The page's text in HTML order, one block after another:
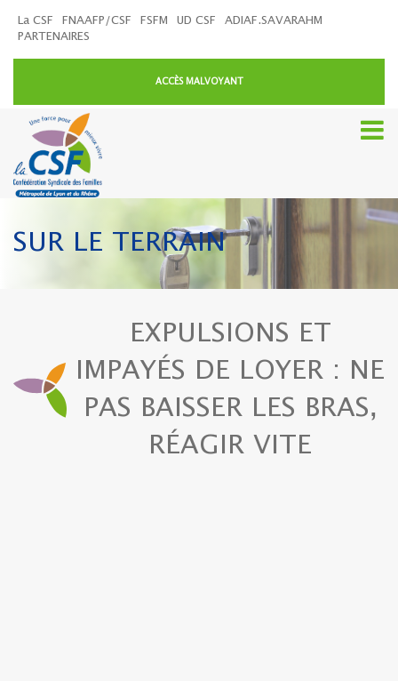
La CSF FNAAFP/CSF FSFM UD CSF
ADIAF.SAVARAHM
PARTENAIRES
ACCÈS MALVOYANT
SUR LE TERRAIN
EXPULSIONS ET
IMPAYÉS DE LOYER : NE
PAS BAISSER LES BRAS,
RÉAGIR VITE